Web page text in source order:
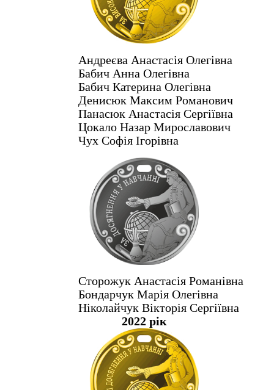
Андреєва Анастасія Олегівна
Бабич Анна Олегівна
Бабич Катерина Олегівна
Денисюк Максим Романович
Панасюк Анастасія Сергіївна
Цокало Назар Мирославович
Чух Софія Ігорівна
Сторожук Анастасія Романівна
Бондарчук Марія Олегівна
Ніколайчук Вікторія Сергіївна
2022 рік